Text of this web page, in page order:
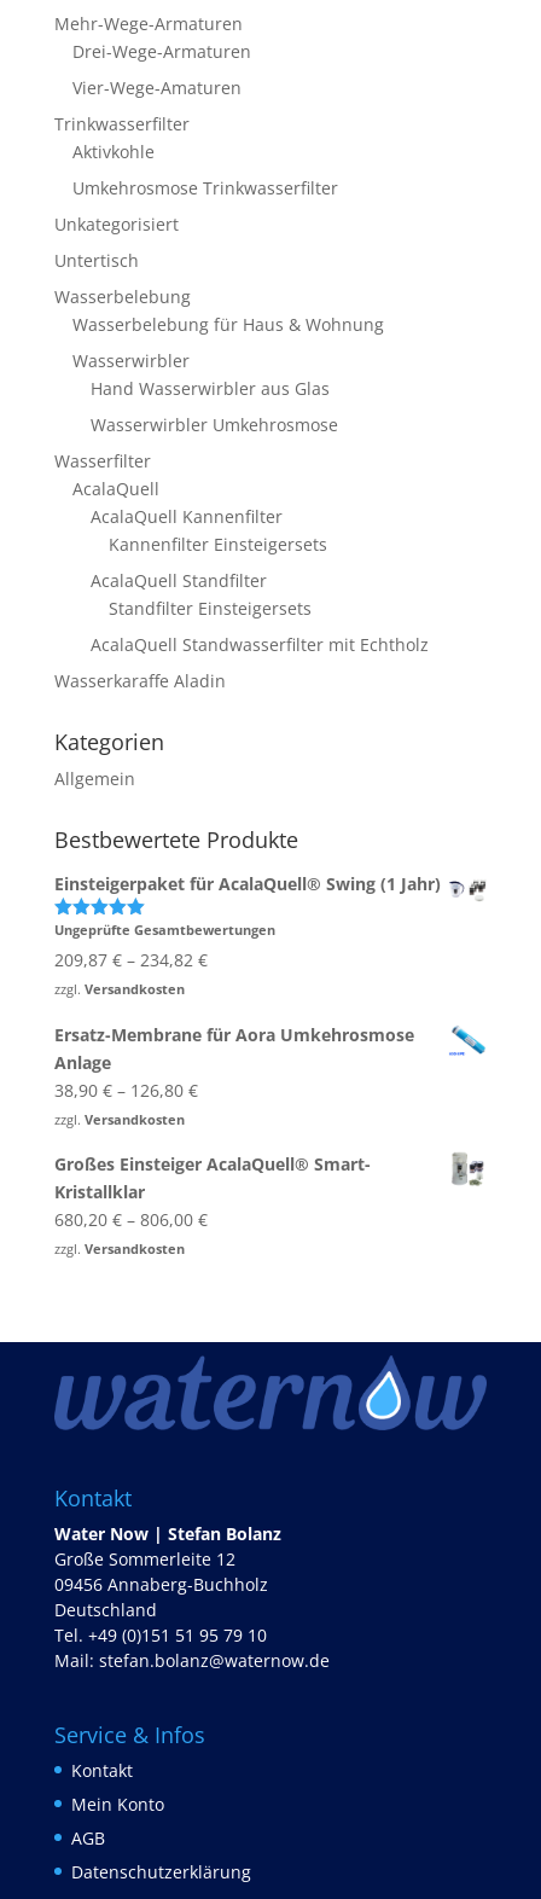
Mehr-Wege-Armaturen
Drei-Wege-Armaturen
Vier-Wege-Amaturen
Trinkwasserfilter
Aktivkohle
Umkehrosmose Trinkwasserfilter
Unkategorisiert
Untertisch
Wasserbelebung
Wasserbelebung für Haus & Wohnung
Wasserwirbler
Hand Wasserwirbler aus Glas
Wasserwirbler Umkehrosmose
Wasserfilter
AcalaQuell
AcalaQuell Kannenfilter
Kannenfilter Einsteigersets
AcalaQuell Standfilter
Standfilter Einsteigersets
AcalaQuell Standwasserfilter mit Echtholz
Wasserkaraffe Aladin
Kategorien
Allgemein
Bestbewertete Produkte
Einsteigerpaket für AcalaQuell® Swing (1 Jahr)
Bewertet
von 5
Ungeprüfte Gesamtbewertungen
209,87 €– 234,82 €
zzgl. Versandkosten
Ersatz-Membrane für Aora Umkehrosmose
Anlage
38,90 €– 126,80 €
zzgl. Versandkosten
Großes Einsteiger AcalaQuell® Smart-​
Kristallklar
680,20 €– 806,00 €
zzgl. Versandkosten
Kontakt
Water Now | Stefan Bolanz
Große Sommerleite 12
09456 Annaberg-Buchholz
Deutschland
Tel. +49 (0)151 51 95 79 10
Mail: stefan.bolanz@waternow.de
Service & Infos
Kontakt
Mein Konto
AGB
Datenschutzerklärung